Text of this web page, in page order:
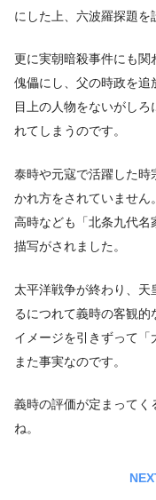
にした上、六波羅探題を
更に実朝暗殺事件にも関
傀儡にし、父の時政を追
目上の人物をないがし
れてしまうのです。
泰時や元寇で活躍した
かれ方をされていません
高時なども「北条九代名
描写がされました。
太平洋戦争が終わり、
るにつれて義時の客観
イメージを引きずって「
また事実なのです。
義時の評価が定まってく
ね。